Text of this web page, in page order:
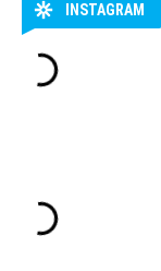
INSTAGRAM